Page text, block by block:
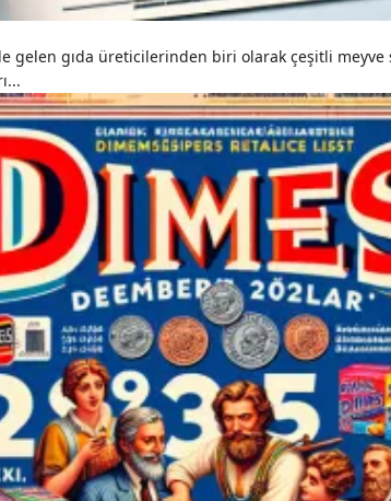
gelen gıda üreticilerinden biri olarak çeşitli